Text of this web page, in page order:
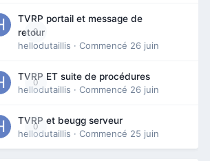
0
TVRP portail et message de
retour
hellodutaillis · Commencé 26 juin
0
TVRP ET suite de procédures
hellodutaillis · Commencé 26 juin
0
TVRP et beugg serveur
hellodutaillis · Commencé 25 juin